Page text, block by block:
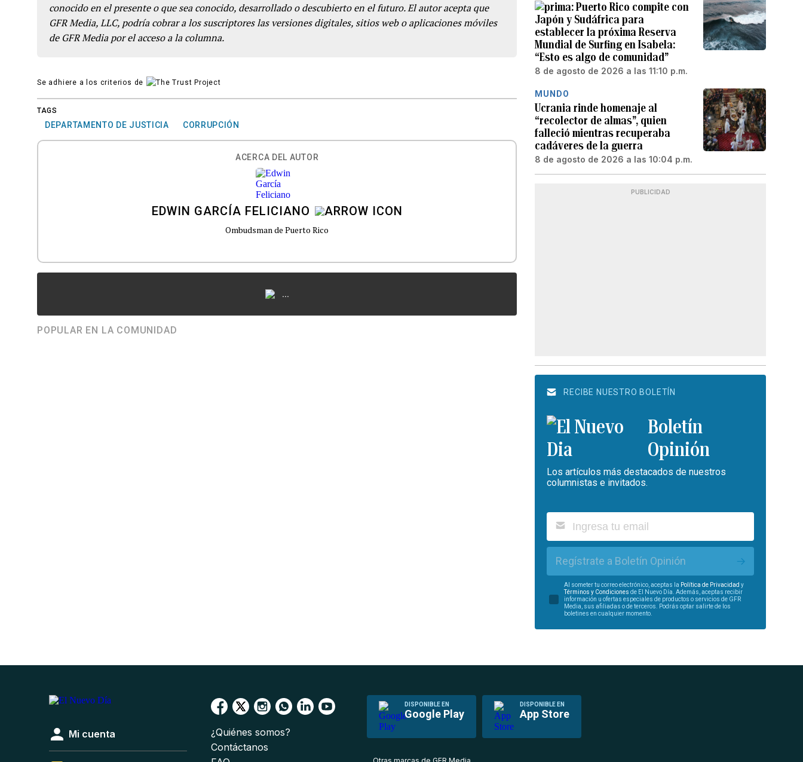
conocido en el presente o que sea conocido, desarrollado o descubierto en el futuro. El autor acepta que
GFR Media, LLC, podría cobrar a los suscriptores las versiones digitales, sitios web o aplicaciones móviles
de GFR Media por el acceso a la columna.
Se adhiere a los criterios de
TAGS
DEPARTAMENTO DE JUSTICIA CORRUPCIÓN
ACERCA DEL AUTOR
EDWIN GARCÍA FELICIANO
Ombudsman de Puerto Rico
...
POPULAR EN LA COMUNIDAD
Puerto Rico compite con
Japón y Sudáfrica para
establecer la próxima Reserva
Mundial de Surfing en Isabela:
“Esto es algo de comunidad”
8 de agosto de 2026 a las 11:10 p.m.
MUNDO
Ucrania rinde homenaje al
“recolector de almas”, quien
falleció mientras recuperaba
cadáveres de la guerra
8 de agosto de 2026 a las 10:04 p.m.
PUBLICIDAD
RECIBE NUESTRO BOLETÍN
Boletín
Opinión
Los artículos más destacados de nuestros
columnistas e invitados.
Regístrate a Boletín Opinión
Al someter tu correo electrónico, aceptas la Política de Privacidad y
Términos y Condiciones de El Nuevo Día. Además, aceptas recibir
información u ofertas especiales de productos o servicios de GFR
Media, sus afiliadas o de terceros. Podrás optar salirte de los
boletines en cualquier momento.
DISPONIBLE EN
Google Play
DISPONIBLE EN
App Store
Mi cuenta
¿Quiénes somos?
Contáctanos